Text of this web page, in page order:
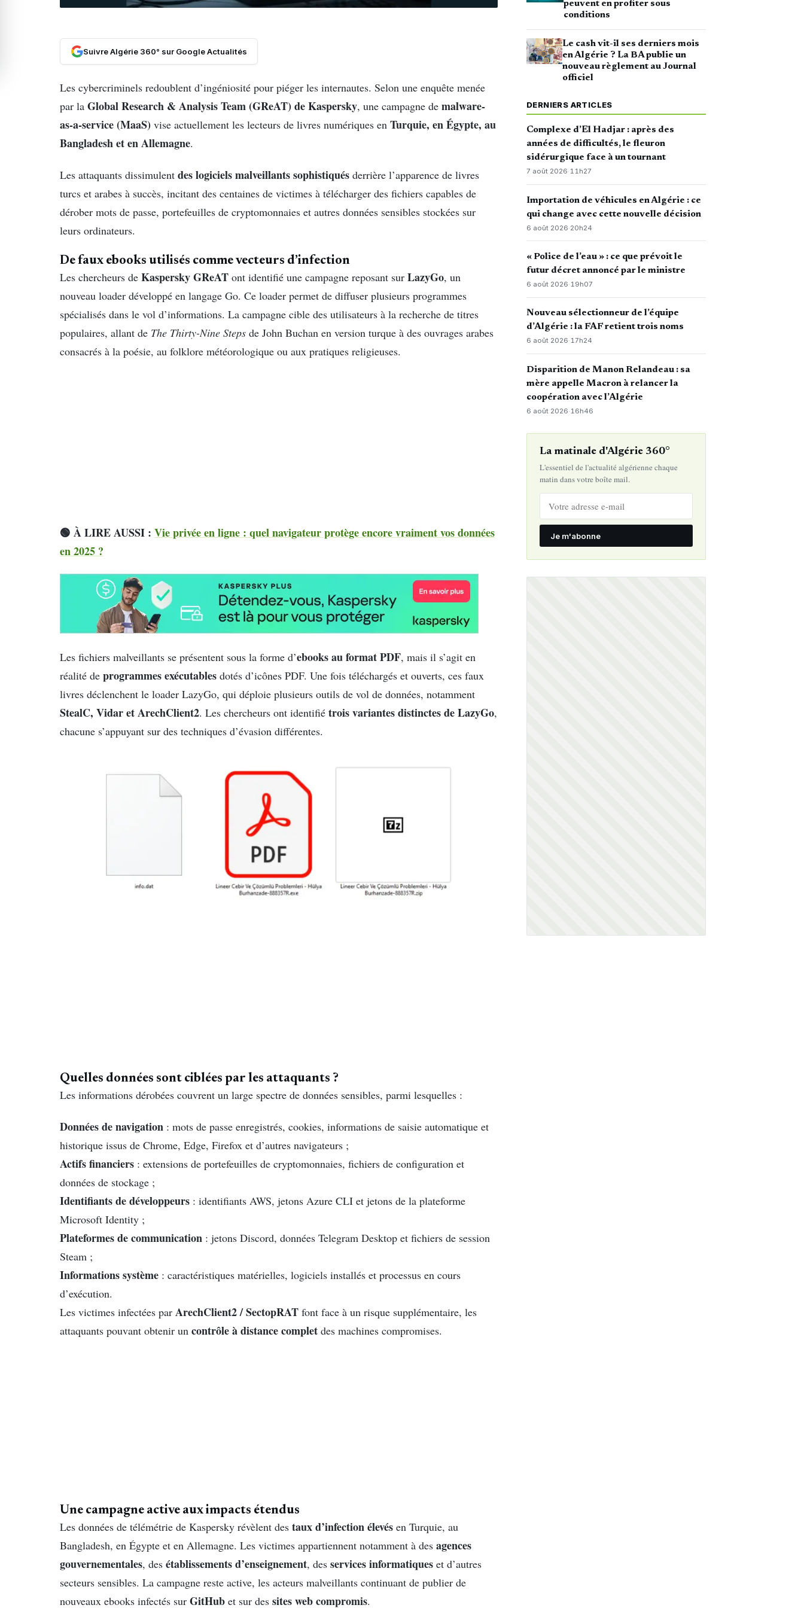
Suivre Algérie 360° sur Google Actualités
Les cybercriminels redoublent d’ingéniosité pour piéger les internautes. Selon une enquête menée
par la Global Research & Analysis Team (GReAT) de Kaspersky, une campagne de malware-
as-a-service (MaaS) vise actuellement les lecteurs de livres numériques en Turquie, en Égypte, au
Bangladesh et en Allemagne.
Les attaquants dissimulent des logiciels malveillants sophistiqués derrière l’apparence de livres
turcs et arabes à succès, incitant des centaines de victimes à télécharger des fichiers capables de
dérober mots de passe, portefeuilles de cryptomonnaies et autres données sensibles stockées sur
leurs ordinateurs.
De faux ebooks utilisés comme vecteurs d’infection
Les chercheurs de Kaspersky GReAT ont identifié une campagne reposant sur LazyGo, un
nouveau loader développé en langage Go. Ce loader permet de diffuser plusieurs programmes
spécialisés dans le vol d’informations. La campagne cible des utilisateurs à la recherche de titres
populaires, allant de The Thirty-Nine Steps de John Buchan en version turque à des ouvrages arabes
consacrés à la poésie, au folklore météorologique ou aux pratiques religieuses.
🟢 À LIRE AUSSI : Vie privée en ligne : quel navigateur protège encore vraiment vos données
en 2025 ?
Les fichiers malveillants se présentent sous la forme d’ebooks au format PDF, mais il s’agit en
réalité de programmes exécutables dotés d’icônes PDF. Une fois téléchargés et ouverts, ces faux
livres déclenchent le loader LazyGo, qui déploie plusieurs outils de vol de données, notamment
StealC, Vidar et ArechClient2. Les chercheurs ont identifié trois variantes distinctes de LazyGo,
chacune s’appuyant sur des techniques d’évasion différentes.
Quelles données sont ciblées par les attaquants ?
Les informations dérobées couvrent un large spectre de données sensibles, parmi lesquelles :
Données de navigation : mots de passe enregistrés, cookies, informations de saisie automatique et
historique issus de Chrome, Edge, Firefox et d’autres navigateurs ;
Actifs financiers : extensions de portefeuilles de cryptomonnaies, fichiers de configuration et
données de stockage ;
Identifiants de développeurs : identifiants AWS, jetons Azure CLI et jetons de la plateforme
Microsoft Identity ;
Plateformes de communication : jetons Discord, données Telegram Desktop et fichiers de session
Steam ;
Informations système : caractéristiques matérielles, logiciels installés et processus en cours
d’exécution.
Les victimes infectées par ArechClient2 / SectopRAT font face à un risque supplémentaire, les
attaquants pouvant obtenir un contrôle à distance complet des machines compromises.
Une campagne active aux impacts étendus
Les données de télémétrie de Kaspersky révèlent des taux d’infection élevés en Turquie, au
Bangladesh, en Égypte et en Allemagne. Les victimes appartiennent notamment à des agences
gouvernementales, des établissements d’enseignement, des services informatiques et d’autres
secteurs sensibles. La campagne reste active, les acteurs malveillants continuant de publier de
nouveaux ebooks infectés sur GitHub et sur des sites web compromis.
peuvent en profiter sous
conditions
Le cash vit-il ses derniers mois
en Algérie ? La BA publie un
nouveau règlement au Journal
officiel
DERNIERS ARTICLES
Complexe d’El Hadjar : après des
années de difficultés, le fleuron
sidérurgique face à un tournant
7 août 2026·11h27
Importation de véhicules en Algérie : ce
qui change avec cette nouvelle décision
6 août 2026·20h24
« Police de l’eau » : ce que prévoit le
futur décret annoncé par le ministre
6 août 2026·19h07
Nouveau sélectionneur de l’équipe
d’Algérie : la FAF retient trois noms
6 août 2026·17h24
Disparition de Manon Relandeau : sa
mère appelle Macron à relancer la
coopération avec l’Algérie
6 août 2026· 16h46
La matinale d'Algérie 360°
L'essentiel de l'actualité algérienne chaque
matin dans votre boîte mail.
Je m'abonne